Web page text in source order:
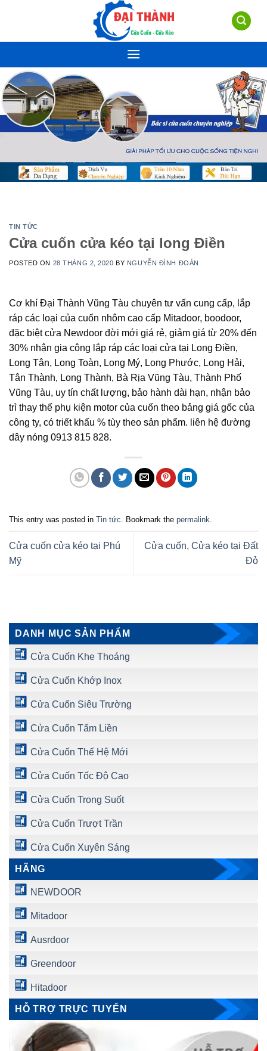
TIN TỨC
Cửa cuốn cửa kéo tại long Điền
POSTED ON 28 THÁNG 2, 2020 BY NGUYỄN ĐÌNH ĐOÀN
Cơ khí Đại Thành Vũng Tàu chuyên tư vấn cung cấp, lắp
ráp các loại của cuốn nhôm cao cấp Mitadoor, boodoor,
đặc biệt cửa Newdoor đời mới giá rẻ, giảm giá từ 20% đến
30% nhận gia công lắp ráp các loại cửa tại Long Điền,
Long Tân, Long Toàn, Long Mý, Long Phước, Long Hải,
Tân Thành, Long Thành, Bà Rịa Vũng Tàu, Thành Phố
Vũng Tàu, uy tín chất lượng, bảo hành dài hạn, nhận bảo
trì thay thế phụ kiện motor của cuốn theo bảng giá gốc của
công ty, có triết khấu % tùy theo sản phẩm. liên hệ đường
dây nóng 0913 815 828.
This entry was posted in Tin tức . Bookmark the permalink
Cửa cuốn cửa kéo tại Phú
Mỹ
Cửa cuốn, Cửa kéo tại Đất
Đỏ
DANH MỤC SẢN PHẨM
Cửa Cuốn Khe Thoáng
Cửa Cuốn Khớp Inox
Cửa Cuốn Siêu Trường
Cửa Cuốn Tấm Liền
Cửa Cuốn Thế Hệ Mới
Cửa Cuốn Tốc Độ Cao
Cửa Cuốn Trong Suốt
Cửa Cuốn Trượt Trần
Cửa Cuốn Xuyên Sáng
HÃNG
NEWDOOR
Mitadoor
Ausrdoor
Greendoor
Hitadoor
HỖ TRỢ TRỰC TUYẾN